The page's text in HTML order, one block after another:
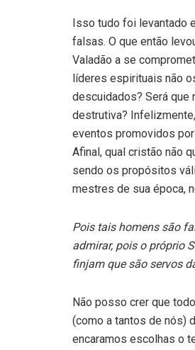
Isso tudo foi levantado
falsas. O que então
Valadão a se
líderes espirituais não
descuidados? Será que
destrutiva?
eventos promovidos
Afinal, qual cristão não
sendo os propósitos
mestres de sua época,
Pois tais homens são
admirar, pois o próprio
finjam que são servos
Não posso crer que
(como a tantos de nós)
encaramos escolhas o